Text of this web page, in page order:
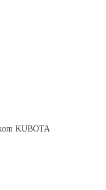
KUBOTA